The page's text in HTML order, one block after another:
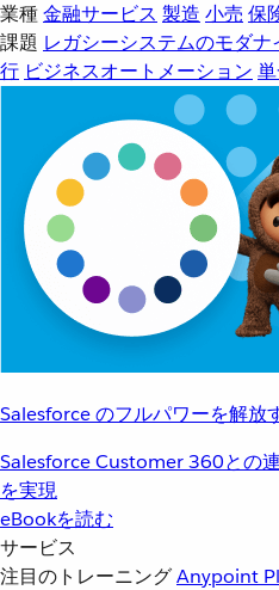
業種金融サービス 製造 小売 保
課題 レガシーシステムのモダナ
行 ビジネスオートメーション
Salesforce のフルパワーを解放
Salesforce Customer 360との
を実現
eBookを読む
サービス
注目のトレーニングAnypoint